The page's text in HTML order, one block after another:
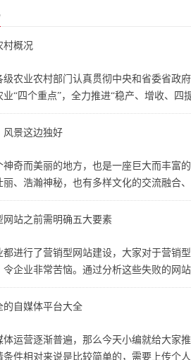
村概况
级农业农村部门认真贯彻中央和省委省政
“四个重点”，全力推进“稳产、增收、四
风景这边独好
神奇而美丽的地方，也是一座巨大而丰富
丽、浩瀚神秘，也有多样文化的交流融合
网站之前需明确五大要素
都进行了营销型网站建设，大家对于营销
企业非常苦恼。通过分析这些失败的网
的自媒体平台大全
体运营逐渐普遍，那么今天小编就给大家
条件相对来说是比较简单的，需要上传个